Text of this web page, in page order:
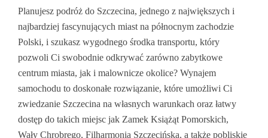
Split
Zagrzeb
Zadar
Faliraki
Egina
Preweza
Zakintos
Santorini
Alicante
Barcelona
Bilbao
Girona
Madryt
Polska
Bydgoszcz
Gdańsk
Katowice
Kraków
Kalifornia
Nowa Zelandia
Travel Tips
Aktualności
Samochody Z Chin
Ubezpieczenia
KsiegowaFirm.pl
Planujesz podróż do Szczecina, jednego z największych i
najbardziej fascynujących miast na północnym zachodzie
Polski, i szukasz wygodnego środka transportu, który
pozwoli Ci swobodnie odkrywać zarówno zabytkowe
centrum miasta, jak i malownicze okolice? Wynajem
samochodu to doskonałe rozwiązanie, które umożliwi Ci
zwiedzanie Szczecina na własnych warunkach oraz łatwy
dostęp do takich miejsc jak Zamek Książąt Pomorskich,
Wały Chrobrego, Filharmonia Szczecińska, a także pobliskie